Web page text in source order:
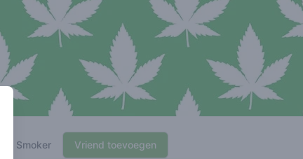
🍃 Smoker Vriend toevoegen